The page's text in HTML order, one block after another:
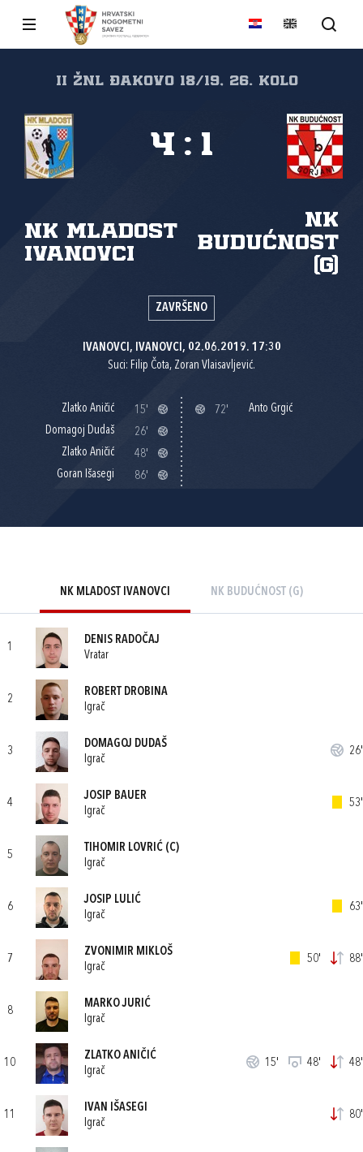
II ŽNL Đakovo 18/19, 26. kolo
NK Mladost
Ivanovci
NK
Budućnost
(G)
4 : 1
ZAVRŠENO
IVANOVCI, IVANOVCI, 02.06.2019. 17:30
Suci: Filip Čota, Zoran Vlaisavljević.
Zlatko Aničić
15'
Domagoj Dudaš
26'
Zlatko Aničić
48'
Goran Išasegi
86'
72' Anto Grgić
NK MLADOST IVANOVCI NK BUDUĆNOST (G)
1
DENIS RADOČAJ
Vratar
2
ROBERT DROBINA
Igrač
3
DOMAGOJ DUDAŠ
Igrač
26'
4
JOSIP BAUER
Igrač
53'
5
TIHOMIR LOVRIĆ (C)
Igrač
6
JOSIP LULIĆ
Igrač
63'
7
ZVONIMIR MIKLOŠ
Igrač
50' 88'
8
MARKO JURIĆ
Igrač
10
ZLATKO ANIČIĆ
Igrač
15' 48' 48'
11
IVAN IŠASEGI
Igrač
80'